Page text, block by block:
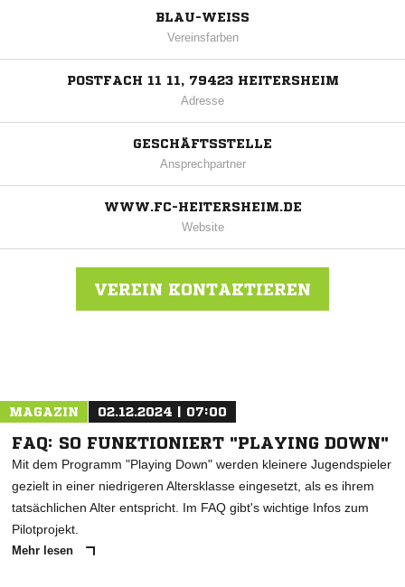
BLAU-WEISS
Vereinsfarben
POSTFACH 11 11, 79423 HEITERSHEIM
Adresse
GESCHÄFTSSTELLE
Ansprechpartner
WWW.FC-HEITERSHEIM.DE
Website
VEREIN KONTAKTIEREN
MAGAZIN 02.12.2024 | 07:00
FAQ: SO FUNKTIONIERT "PLAYING DOWN"
Mit dem Programm "Playing Down" werden kleinere Jugendspieler
gezielt in einer niedrigeren Altersklasse eingesetzt, als es ihrem
tatsächlichen Alter entspricht. Im FAQ gibt's wichtige Infos zum
Pilotprojekt.
Mehr lesen